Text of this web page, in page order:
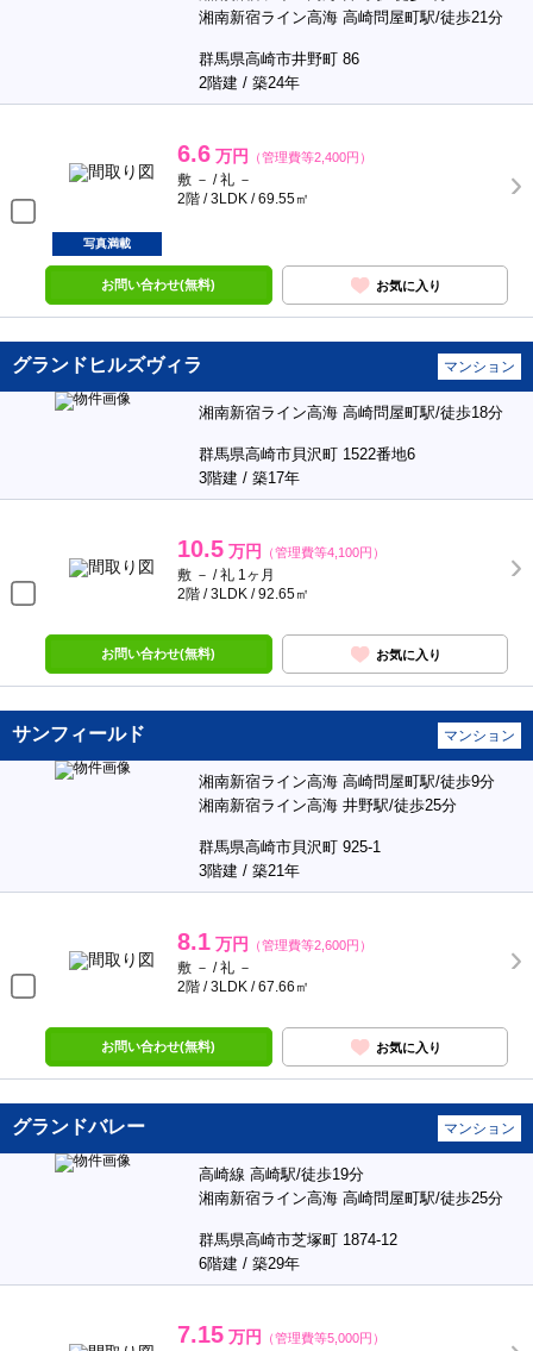
湘南新宿ライン高海 高崎問屋町駅/徒歩21分
群馬県高崎市井野町 86
2階建 / 築24年
6.6 万円 （管理費等2,400円）
敷 － / 礼 －
2階 / 3LDK / 69.55㎡
写真満載
お問い合わせ(無料) お気に入り
グランドヒルズヴィラ マンション
湘南新宿ライン高海 高崎問屋町駅/徒歩18分
群馬県高崎市貝沢町 1522番地6
3階建 / 築17年
10.5 万円 （管理費等4,100円）
敷 － / 礼 1ヶ月
2階 / 3LDK / 92.65㎡
お問い合わせ(無料) お気に入り
サンフィールド マンション
湘南新宿ライン高海 高崎問屋町駅/徒歩9分
湘南新宿ライン高海 井野駅/徒歩25分
群馬県高崎市貝沢町 925-1
3階建 / 築21年
8.1 万円 （管理費等2,600円）
敷 － / 礼 －
2階 / 3LDK / 67.66㎡
お問い合わせ(無料) お気に入り
グランドバレー マンション
高崎線 高崎駅/徒歩19分
湘南新宿ライン高海 高崎問屋町駅/徒歩25分
群馬県高崎市芝塚町 1874-12
6階建 / 築29年
7.15 万円 （管理費等5,000円）